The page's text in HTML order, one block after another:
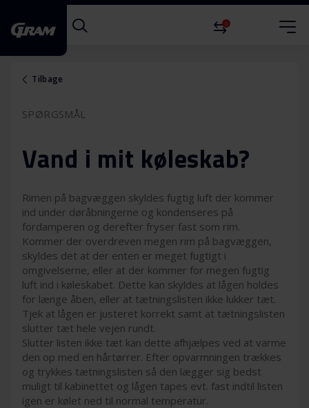
0
Tilbage
SPØRGSMÅL
Vand i mit køleskab?
Rimen på bagvæggen skyldes fugtig luft der kommer
ind under døråbningerne og kondenseres på
fordamperen og derefter fryser fast som rim.
Kommer der overdreven megen rim på bagvæggen,
skyldes det at der enten er meget fugtigt i
omgivelserne, eller at der kommer for megen fugtig
luft ind i køleskabet. Dette kan skyldes at lågen holdes
for længe åben, eller at tætningslisten ikke lukker tæt.
Tjek at lågen er justeret korrekt samt at tætningslisten
slutter tæt hele vejen rundt.
Slutter listen ikke tæt kan dette afhjælpes ved at varme
den op med en hårtørrer. Efter opvarmningen trækkes
og trykkes tætningslisten så den lægger sig bedst
muligt til kabinettet og lågen tapes evt. fast indtil listen
igen er kølet ned til normal temperatur.